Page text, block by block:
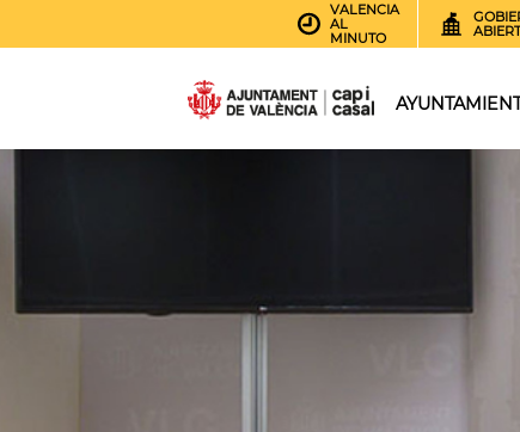
VALENCIA
AL
MINUTO